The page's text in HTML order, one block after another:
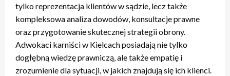
tylko reprezentacja klientów w sądzie, lecz także
kompleksowa analiza dowodów, konsultacje prawne
oraz przygotowanie skutecznej strategii obrony.
Adwokaci karniści w Kielcach posiadają nie tylko
dogłębną wiedzę prawniczą, ale także empatię i
zrozumienie dla sytuacji, w jakich znajdują się ich klienci.